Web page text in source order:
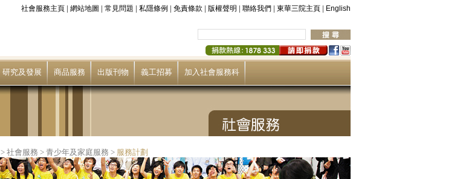
社會服務主頁 | 網站地圖 | 常見問題 | 私隱條例 | 免責條款 | 版權聲明 | 聯絡我們 | 東華三院主頁 | English
研究及發展 商品服務 出版刊物 義工招募 加入社會服務科
> 社會服務 > 青少年及家庭服務 > 服務計劃